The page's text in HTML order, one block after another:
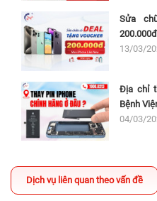
Sửa
13/03/
Địa chỉ
Bệnh
04/03/
Dịch vụ liên quan theo vấn đề